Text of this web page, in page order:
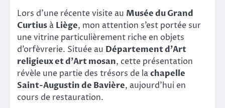
Lors d’une récente visite au Musée du Grand
Curtius à Liège, mon attention s’est portée sur
une vitrine particulièrement riche en objets
d’orfèvrerie. Située au Département d’Art
religieux et d’Art mosan, cette présentation
révèle une partie des trésors de lachapelle
Saint-Augustin de Bavière, aujourd’hui en
cours de restauration.